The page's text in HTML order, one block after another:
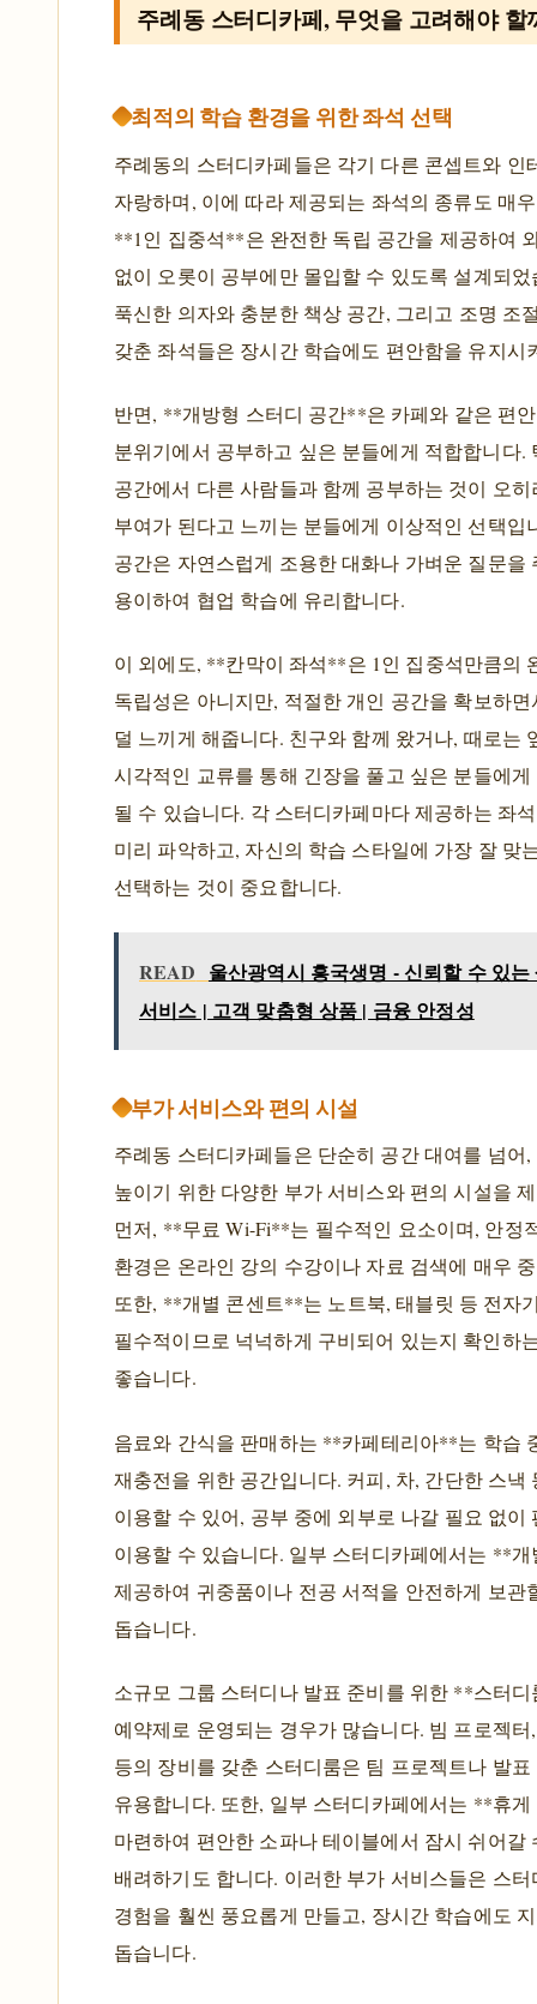
주례동 스터디카페, 무엇을 고려해야 할
최적의 학습 환경을 위한 좌석 선택
주례동의 스터디카페들은 각기 다른 콘셉트와 인
자랑하며, 이에 따라 제공되는 좌석의 종류도 매
**1인 집중석**은 완전한 독립 공간을 제공하여
없이 오롯이 공부에만 몰입할 수 있도록 설계되었
푹신한 의자와 충분한 책상 공간, 그리고 조명 조
갖춘 좌석들은 장시간 학습에도 편안함을 유지시
반면, **개방형 스터디 공간**은 카페와 같은 편
분위기에서 공부하고 싶은 분들에게 적합합니다.
공간에서 다른 사람들과 함께 공부하는 것이 오히
부여가 된다고 느끼는 분들에게 이상적인 선택입
공간은 자연스럽게 조용한 대화나 가벼운 질문을
용이하여 협업 학습에 유리합니다.
이 외에도, **칸막이 좌석**은 1인 집중석만큼의
독립성은 아니지만, 적절한 개인 공간을 확보하
덜 느끼게 해줍니다. 친구와 함께 왔거나, 때로는
시각적인 교류를 통해 긴장을 풀고 싶은 분들에
될 수 있습니다. 각 스터디카페마다 제공하는 좌
미리 파악하고, 자신의 학습 스타일에 가장 잘 맞
선택하는 것이 중요합니다.
READ 울산광역시 흥국생명 - 신뢰할 수 있는
서비스 | 고객 맞춤형 상품 | 금융 안정성
부가 서비스와 편의 시설
주례동 스터디카페들은 단순히 공간 대여를 넘어
높이기 위한 다양한 부가 서비스와 편의 시설을
먼저, **무료 Wi-Fi**는 필수적인 요소이며, 안정
환경은 온라인 강의 수강이나 자료 검색에 매우
또한, **개별 콘센트**는 노트북, 태블릿 등 전자
필수적이므로 넉넉하게 구비되어 있는지 확인하
좋습니다.
음료와 간식을 판매하는 **카페테리아**는 학습
재충전을 위한 공간입니다. 커피, 차, 간단한 스낵
이용할 수 있어, 공부 중에 외부로 나갈 필요 없이
이용할 수 있습니다. 일부 스터디카페에서는 **
제공하여 귀중품이나 전공 서적을 안전하게 보관
돕습니다.
소규모 그룹 스터디나 발표 준비를 위한 **스터
예약제로 운영되는 경우가 많습니다. 빔 프로젝
등의 장비를 갖춘 스터디룸은 팀 프로젝트나 발
유용합니다. 또한, 일부 스터디카페에서는 **휴
마련하여 편안한 소파나 테이블에서 잠시 쉬어갈
배려하기도 합니다. 이러한 부가 서비스들은 스
경험을 훨씬 풍요롭게 만들고, 장시간 학습에도
돕습니다.